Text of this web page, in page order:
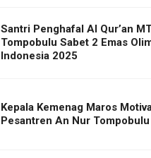
Santri Penghafal Al Qur’an
Tompobulu Sabet 2 Emas
Indonesia 2025
Kepala Kemenag Maros
Pesantren An Nur Tompobulu